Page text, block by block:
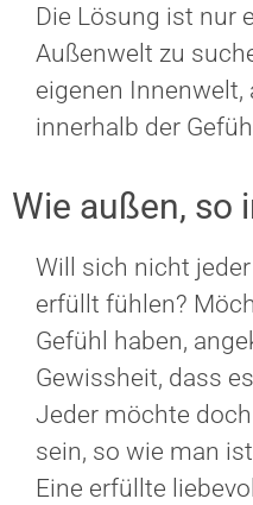
Die Lösung ist nur
Außenwelt zu
eigenen Innenwelt,
innerhalb der
Wie außen, so
Will sich nicht
erfüllt fühlen?
Gefühl haben,
Gewissheit, dass
Jeder möchte
sein, so wie man
Eine erfüllte